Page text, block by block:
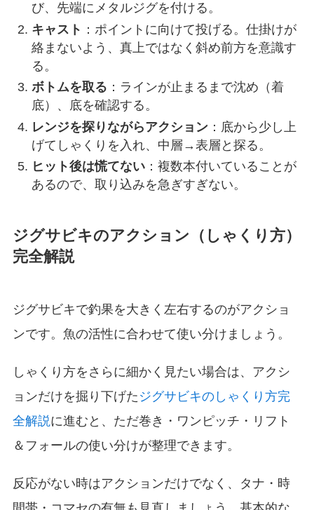
び、先端にメタルジグを付ける。
キャスト ：ポイントに向けて投げる。仕掛けが
絡まないよう、真上ではなく斜め前方を意識す
る。
ボトムを取る ：ラインが止まるまで沈め（着
底）、底を確認する。
レンジを探りながらアクション：底から少し上
げてしゃくりを入れ、中層→表層と探る。
ヒット後は慌てない：複数本付いていることが
あるので、取り込みを急ぎすぎない。
ジグサビキのアクション（しゃくり方）
完全解説
ジグサビキで釣果を大きく左右するのがアクショ
ンです。魚の活性に合わせて使い分けましょう。
しゃくり方をさらに細かく見たい場合は、アクシ
ョンだけを掘り下げた ジグサビキのしゃくり方完
全解説に進むと、ただ巻き・ワンピッチ・リフト
＆フォールの使い分けが整理できます。
反応がない時はアクションだけでなく、タナ・時